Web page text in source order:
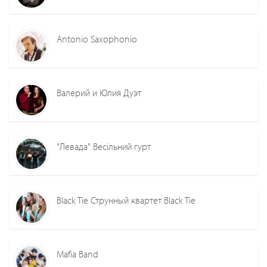
Antonio Saxophonio
Валерий и Юлия Дуэт
"Левада" Весільний гурт
Black Tie Струнный квартет Black Tie
Mafia Band